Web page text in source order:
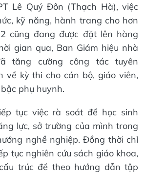
Lê Quý Đôn (Thạch Hà), việc
kỹ năng, hành trang cho hơn
cũng đang được đặt lên hàng
gian qua, Ban Giám hiệu nhà
tăng cường công tác tuyên
về kỳ thi cho cán bộ, giáo viên,
phụ huynh.
tục việc rà soát để học sinh
lực, sở trường của mình trong
nghề nghiệp. Đồng thời chỉ
tục nghiên cứu sách giáo khoa,
trúc đề theo hướng dẫn tập